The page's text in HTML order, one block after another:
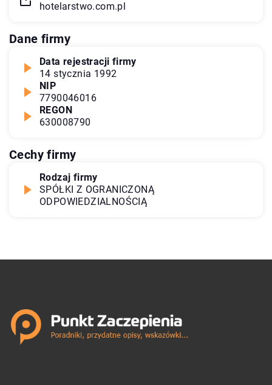
hotelarstwo.com.pl
Dane firmy
Data rejestracji firmy
14 stycznia 1992
NIP
7790046016
REGON
630008790
Cechy firmy
Rodzaj firmy
SPÓŁKI Z OGRANICZONĄ
ODPOWIEDZIALNOŚCIĄ